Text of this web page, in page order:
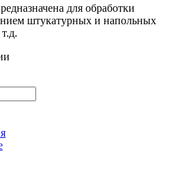
для обработки
штукатурных и напольных